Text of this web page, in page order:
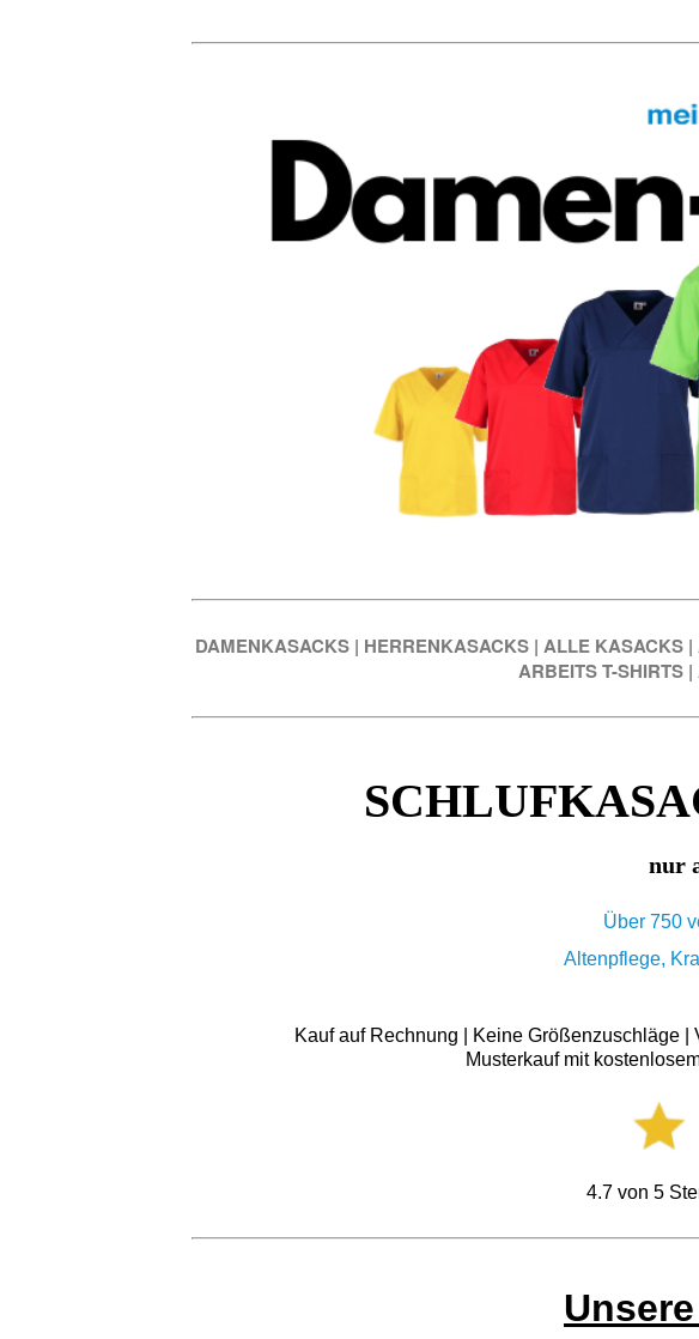
DAMENKASACKS | HERRENKASACKS | ALLE KASACKS |
ARBEITS T-SHIRTS |
nur
Über 750
Altenpflege,
Kauf auf Rechnung | Keine Größenzuschläge |
Musterkauf mit
4.7von 5